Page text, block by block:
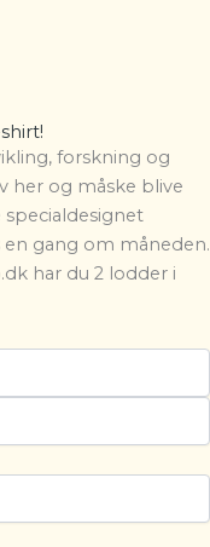
forskning og
her og måske blive
gang om måneden.
har du 2 lodder i